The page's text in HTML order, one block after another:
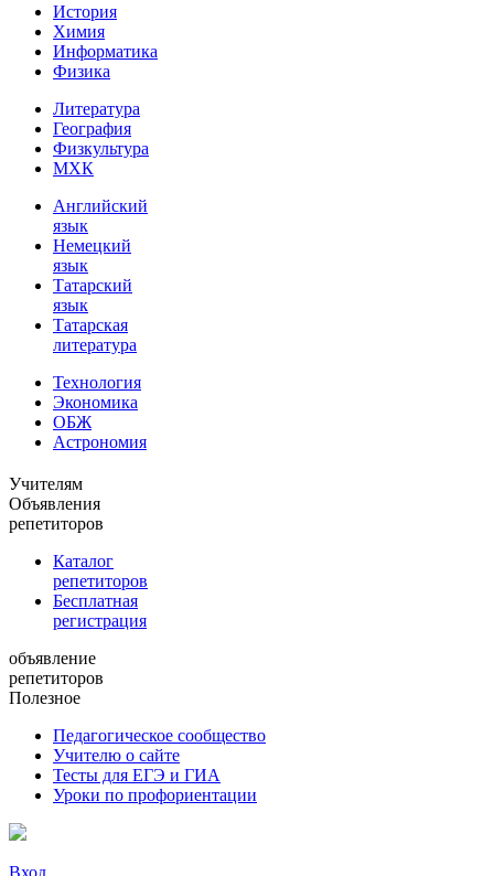
История
Химия
Информатика
Физика
Литература
География
Физкультура
МХК
Английский
язык
Немецкий
язык
Татарский
язык
Татарская
литература
Технология
Экономика
ОБЖ
Астрономия
Учителям
Объявления
репетиторов
Каталог
репетиторов
Бесплатная
регистрация
объявление
репетиторов
Полезное
Педагогическое сообщество
Учителю о сайте
Тесты для ЕГЭ и ГИА
Уроки по профориентации
Вход